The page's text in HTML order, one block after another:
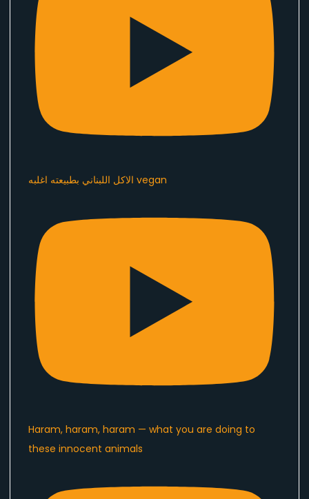
الاكل اللبناني بطبيعته اغلبه vegan
Haram, haram, haram — what you are doing to
these innocent animals